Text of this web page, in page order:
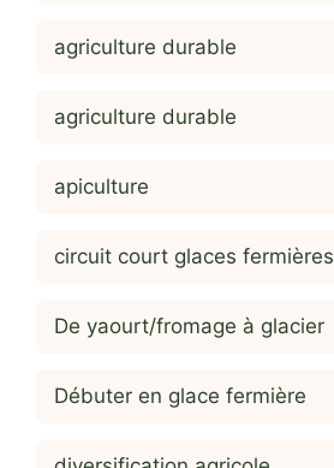
agriculture durable
agriculture durable
apiculture
circuit court glaces fermières
De yaourt/fromage à glacier
Débuter en glace fermière